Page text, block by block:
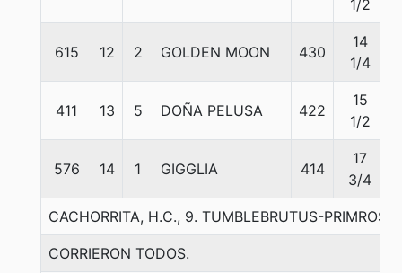
1/2
615 12 2 GOLDEN MOON 430
14
1/4
411 13 5 DOÑA PELUSA 422
15
1/2
576 14 1 GIGGLIA 414
17
3/4
CACHORRITA, H.C., 9. TUMBLEBRUTUS-
CORRIERON TODOS.